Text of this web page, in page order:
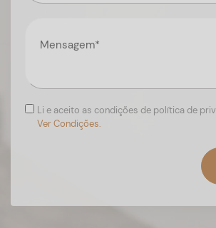
Li e aceito as condições de política de
Ver Condições.